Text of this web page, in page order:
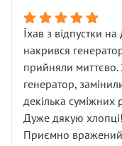
Їхав з відпустки
накрився
прийняли миттєво.
генератор,
декілька суміжних
Дуже дякую хлопці!
Приємно вражений